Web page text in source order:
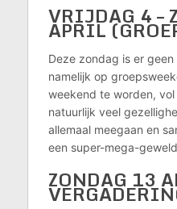
VRIJDAG 4 –
APRIL
Deze zondag is er
namelijk op
weekend te worden,
natuurlijk veel
allemaal meegaan en
een super-mega-
ZONDAG 13